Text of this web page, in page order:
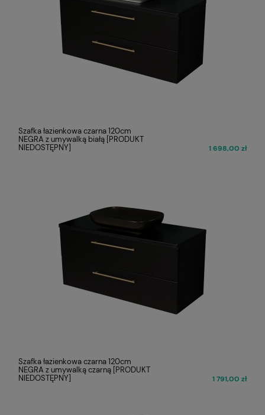
Szafka łazienkowa czarna 120cm
NEGRA z umywalką białą [PRODUKT
NIEDOSTĘPNY]
1 698,00 zł
Szafka łazienkowa czarna 120cm
NEGRA z umywalką czarną [PRODUKT
NIEDOSTĘPNY]
1 791,00 zł